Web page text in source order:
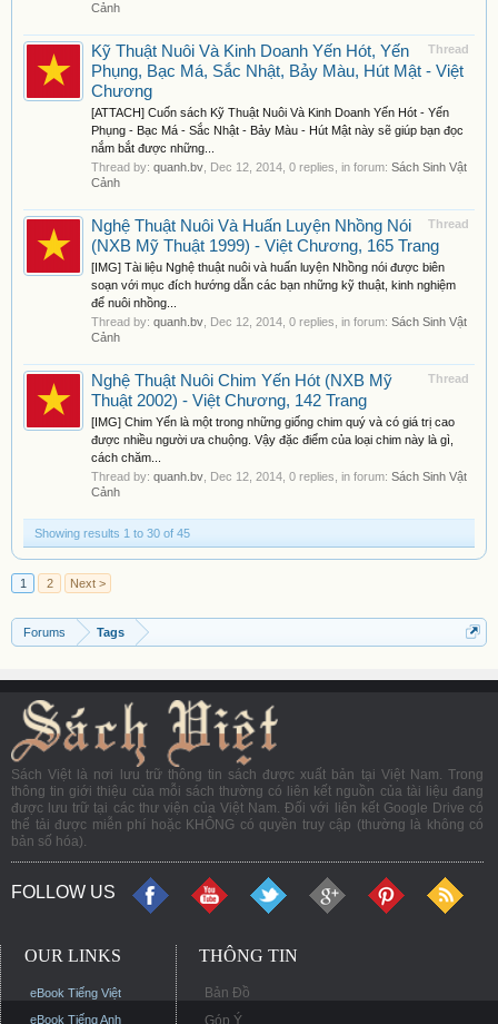
Cảnh
Thread
Kỹ Thuật Nuôi Và Kinh Doanh Yến Hót, Yến
Phụng, Bạc Má, Sắc Nhật, Bảy Màu, Hút Mật - Việt
Chương
[ATTACH] Cuốn sách Kỹ Thuật Nuôi Và Kinh Doanh Yến Hót - Yến
Phụng - Bạc Má - Sắc Nhật - Bảy Màu - Hút Mật này sẽ giúp bạn đọc
nắm bắt được những...
Thread by: quanh.bv Dec 12, 2014 , 0 replies, in forum: Sách Sinh Vật
Cảnh
Thread
Nghệ Thuật Nuôi Và Huấn Luyện Nhồng Nói
(NXB Mỹ Thuật 1999) - Việt Chương, 165 Trang
[IMG] Tài liệu Nghệ thuật nuôi và huấn luyện Nhồng nói được biên
soạn với mục đích hướng dẫn các bạn những kỹ thuật, kinh nghiệm
để nuôi nhồng...
Thread by: quanh.bv Dec 12, 2014 , 0 replies, in forum: Sách Sinh Vật
Cảnh
Thread
Nghệ Thuật Nuôi Chim Yến Hót (NXB Mỹ
Thuật 2002) - Việt Chương, 142 Trang
[IMG] Chim Yến là một trong những giống chim quý và có giá trị cao
được nhiều người ưa chuộng. Vậy đặc điểm của loại chim này là gì,
cách chăm...
Thread by: quanh.bv Dec 12, 2014 , 0 replies, in forum: Sách Sinh Vật
Cảnh
Showing results 1 to 30 of 45
1 2 Next >
Forums Tags
Sách Việt là nơi lưu trữ thông tin sách được xuất bản tại Việt Nam. Trong
thông tin giới thiệu của mỗi sách thường có liên kết nguồn của tài liệu đang
được lưu trữ tại các thư viện của Việt Nam. Đối với liên kết Google Drive có
thể tải được miễn phí hoặc KHÔNG có quyền truy cập (thường là không có
bản số hóa).
FOLLOW US
OUR LINKS
eBook Tiếng Việt
eBook Tiếng Anh
THÔNG TIN
Bản Đồ
Góp Ý